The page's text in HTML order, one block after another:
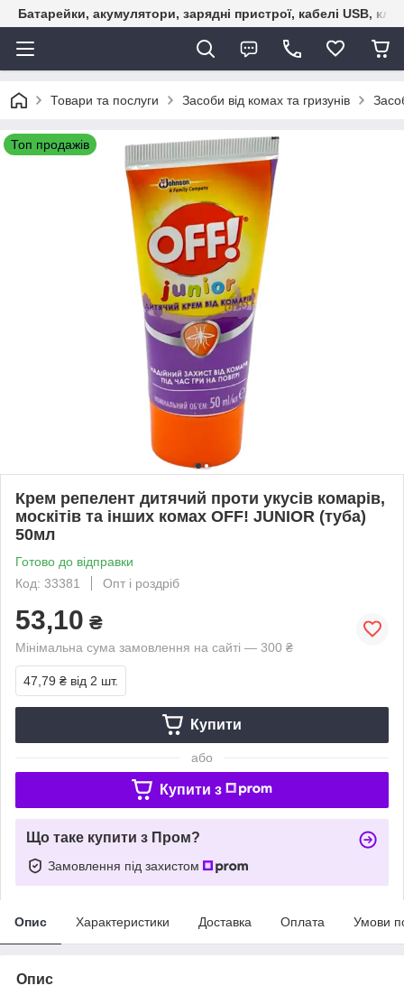
Батарейки, акумулятори, зарядні пристрої, кабелі USB,
Товари та послуги Засоби від комах та гризунів
Топ продажів
Крем репелент дитячий проти укусів комарів,
москітів та інших комах OFF! JUNIOR (туба)
50мл
Готово до відправки
Код: 33381
Опт і роздріб
53,10 ₴
Мінімальна сума замовлення на сайті — 300 ₴
47,79 ₴ від 2 шт.
Купити
або
Купити з
Що таке купити з Пром?
Замовлення під захистом
Опис Характеристики Доставка Оплата Умови
Опис